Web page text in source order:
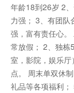
年龄18到26岁 2
力强； 3、有团队
强，富有责任心
常放假； 2、独栋
室，影院，娱乐
点。 周末单双休
礼品等各项福利